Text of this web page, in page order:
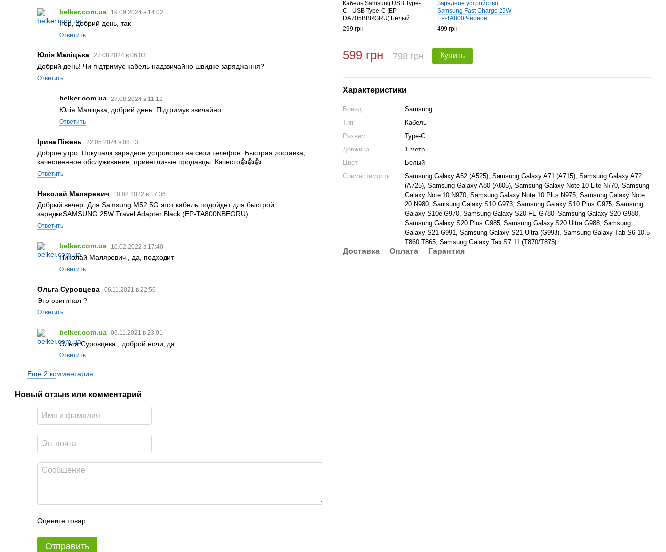
belker.com.ua 19.09.2024 в 14:02
Ігор, добрий день, так
Ответить
Юлія Маліцька 27.08.2024 в 06:03
Добрий день! Чи підтримує кабель надзвичайно швидке заряджання?
Ответить
belker.com.ua 27.08.2024 в 11:12
Юлія Маліцька, добрий день. Підтримує звичайно.
Ответить
Ірина Півень 22.05.2024 в 08:13
Доброе утро. Покупала зарядное устройство на свой телефон. Быстрая доставка,
качественное обслуживание, приветливые продавцы. Качесто👍👍👍
Ответить
Николай Маляревич 10.02.2022 в 17:36
Добрый вечер. Для Samsung M52 5G этот кабель подойдёт для быстрой
зарядкиSAMSUNG 25W Travel Adapter Black (EP-TA800NBEGRU)
Ответить
belker.com.ua 10.02.2022 в 17:40
Николай Маляревич , да, подходит
Ответить
Ольга Суровцева 06.11.2021 в 22:56
Это оригинал ?
Ответить
belker.com.ua 06.11.2021 в 23:01
Ольга Суровцева , доброй ночи, да
Ответить
Еще 2 комментария
Новый отзыв или комментарий
Оцените товар
Отправить
Кабель Samsung USB Type-
C - USB Type-C (EP-
DA705BBRGRU) Белый
299 грн
Зарядное устройство
Samsung Fast Charge 25W
EP-TA800 Черное
499 грн
599 грн 798 грн Купить
Характеристики
Бренд
Samsung
Тип
Кабель
Разъем
Type-C
Довжина
1 метр
Цвет
Белый
Совместимость
Samsung Galaxy A52 (A525), Samsung Galaxy A71 (A715), Samsung Galaxy A72
(A725), Samsung Galaxy A80 (A805), Samsung Galaxy Note 10 Lite N770, Samsung
Galaxy Note 10 N970, Samsung Galaxy Note 10 Plus N975, Samsung Galaxy Note
20 N980, Samsung Galaxy S10 G973, Samsung Galaxy S10 Plus G975, Samsung
Galaxy S10e G970, Samsung Galaxy S20 FE G780, Samsung Galaxy S20 G980,
Samsung Galaxy S20 Plus G985, Samsung Galaxy S20 Ultra G988, Samsung
Galaxy S21 G991, Samsung Galaxy S21 Ultra (G998), Samsung Galaxy Tab S6 10.5
T860 T865, Samsung Galaxy Tab S7 11 (T870/T875)
Доставка Оплата Гарантия